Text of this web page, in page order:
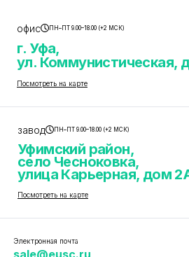
офис ПН–ПТ 9.00–18.00 (+2 МСК)
г. Уфа,
ул. Коммунистическая,
Посмотреть на карте
завод ПН–ПТ 9.00–18.00 (+2 МСК)
Уфимский район,
село Чесноковка,
улица Карьерная, дом
Посмотреть на карте
Электронная почта
sale@eusc.ru